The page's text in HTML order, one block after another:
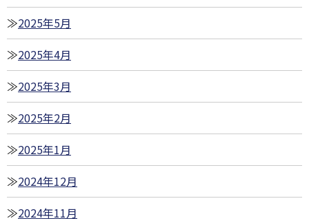
2025年5月
2025年4月
2025年3月
2025年2月
2025年1月
2024年12月
2024年11月